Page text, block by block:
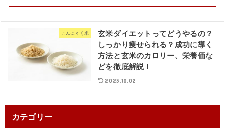
こんにゃく米
玄米ダイエットってどうやるの？
しっかり痩せられる？成功に導く
方法と玄米のカロリー、栄養価な
どを徹底解説！
2023.10.02
カテゴリー